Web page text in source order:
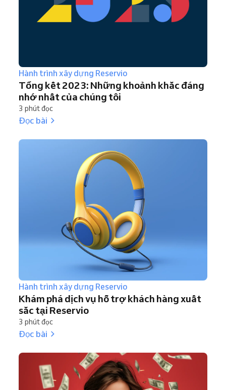
Hành trình xây dựng Reservio
Tổng kết 2023: Những khoảnh khắc đáng
nhớ nhất của chúng tôi
3 phút đọc
Đọc bài
Hành trình xây dựng Reservio
Khám phá dịch vụ hỗ trợ khách hàng xuất
sắc tại Reservio
3 phút đọc
Đọc bài